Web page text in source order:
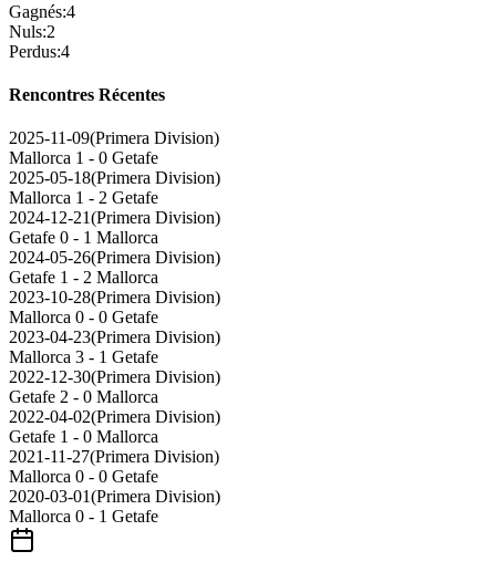
Gagnés:4
Nuls:2
Perdus:4
Rencontres Récentes
2025-11-09(Primera Division)
Mallorca 1 - 0 Getafe
2025-05-18(Primera Division)
Mallorca 1 - 2 Getafe
2024-12-21(Primera Division)
Getafe 0 - 1 Mallorca
2024-05-26(Primera Division)
Getafe 1 - 2 Mallorca
2023-10-28(Primera Division)
Mallorca 0 - 0 Getafe
2023-04-23(Primera Division)
Mallorca 3 - 1 Getafe
2022-12-30(Primera Division)
Getafe 2 - 0 Mallorca
2022-04-02(Primera Division)
Getafe 1 - 0 Mallorca
2021-11-27(Primera Division)
Mallorca 0 - 0 Getafe
2020-03-01(Primera Division)
Mallorca 0 - 1 Getafe